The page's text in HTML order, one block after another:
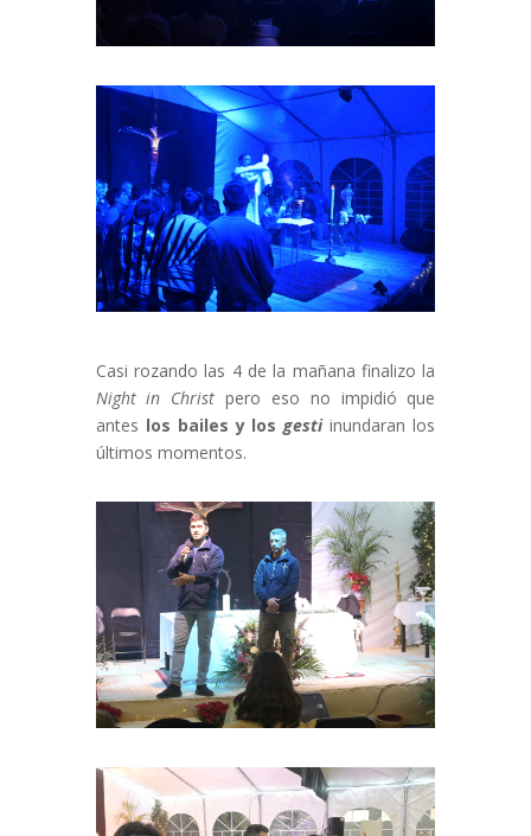
Casi rozando las 4 de la mañana finalizo la
Night in Christ pero eso no impidió que
antes los bailes y losgestiinundaran los
últimos momentos.